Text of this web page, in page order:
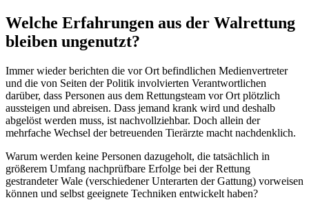
Welche Erfahrungen aus der Walrettung
bleiben ungenutzt?
Immer wieder berichten die vor Ort befindlichen Medienvertreter
und die von Seiten der Politik involvierten Verantwortlichen
darüber, dass Personen aus dem Rettungsteam vor Ort plötzlich
aussteigen und abreisen. Dass jemand krank wird und deshalb
abgelöst werden muss, ist nachvollziehbar. Doch allein der
mehrfache Wechsel der betreuenden Tierärzte macht nachdenklich.
Warum werden keine Personen dazugeholt, die tatsächlich in
größerem Umfang nachprüfbare Erfolge bei der Rettung
gestrandeter Wale (verschiedener Unterarten der Gattung) vorweisen
können und selbst geeignete Techniken entwickelt haben?